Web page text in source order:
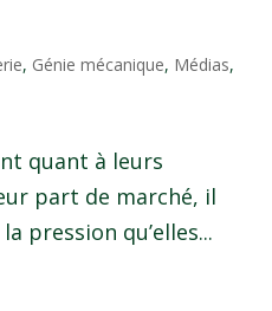
, Génie mécanique, Médias,
quant à leurs
part de marché, il
pression qu’elles...